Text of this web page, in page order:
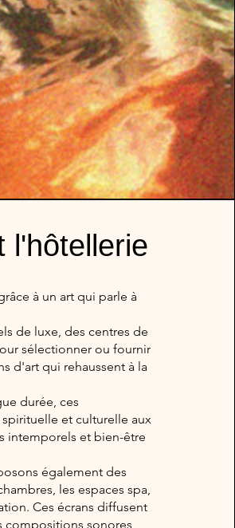
l'hôtellerie
à un art qui parle à
de luxe, des centres de
sélectionner ou fournir
d'art qui rehaussent à la
durée, ces
et culturelle aux
intemporels et bien-être
également des
les espaces spa,
Ces écrans diffusent
compositions sonores